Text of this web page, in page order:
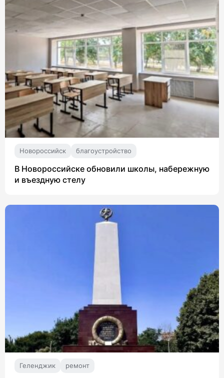
Новороссийск благоустройство
В Новороссийске обновили школы, набережную
и въездную стелу
Геленджик ремонт